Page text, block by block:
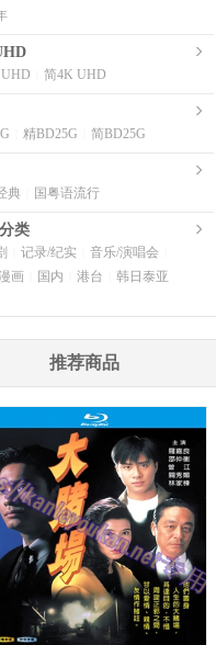
简4K UHD
精BD25G 简BD25G
典 国粤语流行
类
记录/纪实 音乐/演唱会
画 国内 港台 韩日泰亚
推荐商品